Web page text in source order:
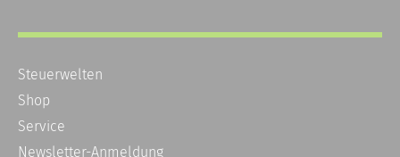
Steuerwelten
Shop
Service
Newsletter-Anmeldung